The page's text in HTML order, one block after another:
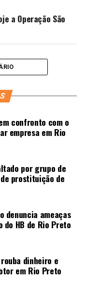
a Operação São
confronto com o
empresa em Rio
por grupo de
prostituição de
denuncia ameaças
HB de Rio Preto
dinheiro e
em Rio Preto